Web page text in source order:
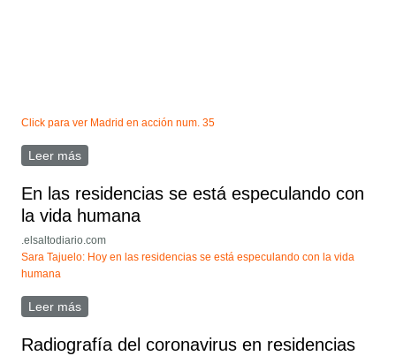
Click para ver Madrid en acción num. 35
Leer más
En las residencias se está especulando con
la vida humana
.elsaltodiario.com
Sara Tajuelo: Hoy en las residencias se está especulando con la vida
humana
Leer más
Radiografía del coronavirus en residencias